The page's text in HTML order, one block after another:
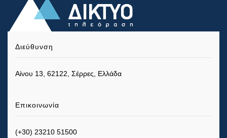
Διεύθυνση
Αίνου 13, 62122, Σέρρες, Ελλάδα
Επικοινωνία
(+30) 23210 51500